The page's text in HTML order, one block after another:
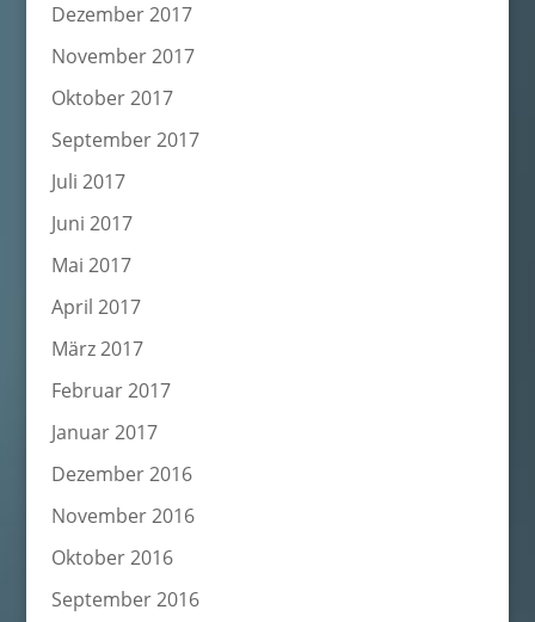
Dezember 2017
November 2017
Oktober 2017
September 2017
Juli 2017
Juni 2017
Mai 2017
April 2017
März 2017
Februar 2017
Januar 2017
Dezember 2016
November 2016
Oktober 2016
September 2016